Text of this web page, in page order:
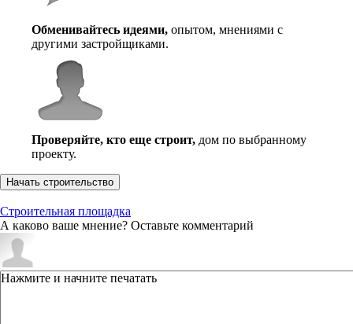
Обменивайтесь идеями, опытом, мнениями с
другими застройщиками.
Проверяйте, кто еще строит, дом по выбранному
проекту.
Начать строительство
Строительная площадка
А каково ваше мнение? Оставьте комментарий